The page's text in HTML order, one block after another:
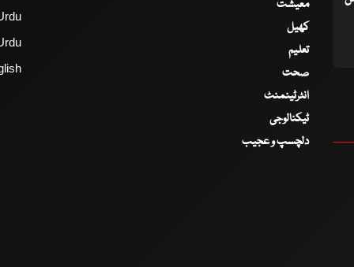
معیشت
کھیل
تعلیم
صحت
انٹرٹینمنٹ
ٹیکنالوجی
دلچسپ و عجیب